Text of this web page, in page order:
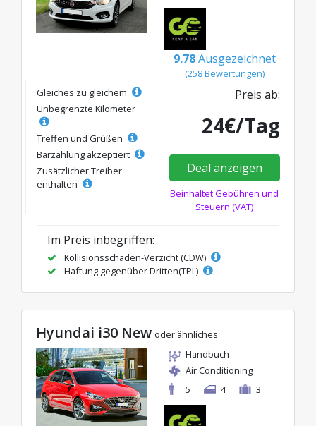
9.78 Ausgezeichnet
(258 Bewertungen)
Gleiches zu gleichem
Unbegrenzte Kilometer
Treffen und Grüßen
Barzahlung akzeptiert
Zusätzlicher Treiber
enthalten
Preis ab:
24€/Tag
Deal anzeigen
Beinhaltet Gebühren und
Steuern (VAT)
Im Preis inbegriffen:
Kollisionsschaden-Verzicht (CDW)
Haftung gegenüber Dritten(TPL)
Hyundai i30 New oder ähnliches
Handbuch
Air Conditioning
5
4 3